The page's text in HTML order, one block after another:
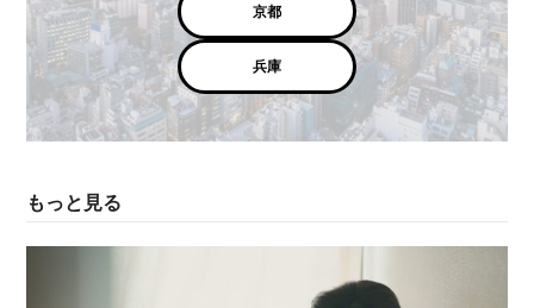
京都
兵庫
もっと見る